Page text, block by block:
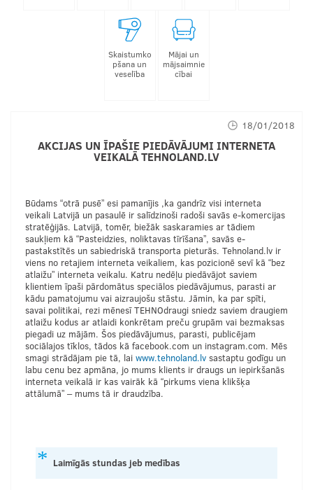
Skaistumko
pšana un
veselība
Mājai un
mājsaimnie
cībai
AKCIJAS UN ĪPAŠIE PIEDĀVĀJUMI INTERNETA
VEIKALĀ TEHNOLAND.LV
18/01/2018
Būdams “otrā pusē” esi pamanījis ,ka gandrīz visi interneta
veikali Latvijā un pasaulē ir salīdzinoši radoši savās e-komercijas
stratēģijās. Latvijā, tomēr, biežāk saskaramies ar tādiem
saukļiem kā “Pasteidzies, noliktavas tīrīšana”, savās e-
pastakstītēs un sabiedriskā transporta pieturās. Tehnoland.lv ir
viens no retajiem interneta veikaliem, kas pozicionē sevī kā “bez
atlaižu” interneta veikalu. Katru nedēļu piedāvājot saviem
klientiem īpaši pārdomātus speciālos piedāvājumus, parasti ar
kādu pamatojumu vai aizraujošu stāstu. Jāmin, ka par spīti,
savai politikai, rezi mēnesī TEHNOdraugi sniedz saviem draugiem
atlaižu kodus ar atlaidi konkrētam preču grupām vai bezmaksas
piegadi uz mājām. Šos piedāvājumus, parasti, publicējam
sociālajos tīklos, tādos kā facebook.com un instagram.com. Mēs
smagi strādājam pie tā, lai www.tehnoland.lv sastaptu godīgu un
labu cenu bez apmāna, jo mums klients ir draugs un iepirkšanās
interneta veikalā ir kas vairāk kā “pirkums viena klikšķa
attālumā” – mums tā ir draudzība.
Laimīgās stundas jeb medības